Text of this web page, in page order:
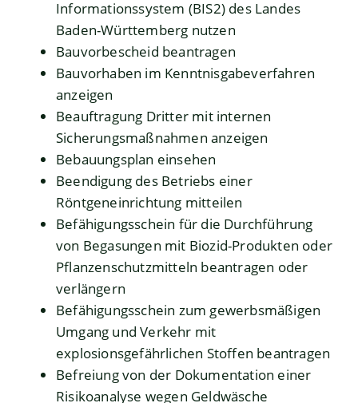
Informationssystem (BIS2) des Landes
Baden-Württemberg nutzen
Bauvorbescheid beantragen
Bauvorhaben im Kenntnisgabeverfahren
anzeigen
Beauftragung Dritter mit internen
Sicherungsmaßnahmen anzeigen
Bebauungsplan einsehen
Beendigung des Betriebs einer
Röntgeneinrichtung mitteilen
Befähigungsschein für die Durchführung
von Begasungen mit Biozid-Produkten oder
Pflanzenschutzmitteln beantragen oder
verlängern
Befähigungsschein zum gewerbsmäßigen
Umgang und Verkehr mit
explosionsgefährlichen Stoffen beantragen
Befreiung von der Dokumentation einer
Risikoanalyse wegen Geldwäsche